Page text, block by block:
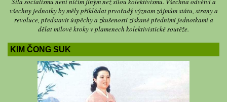
Síla socialismu není ničím jiným než silou kolektivismu. Všechna odvětví a
všechny jednotky by měly přikládat prvořadý význam zájmům státu, strany a
revoluce, představit úspěchy a zkušenosti získané předními jednotkami a
dělat mílové kroky v plamenech kolektivistické soutěže.
KIM ČONG SUK